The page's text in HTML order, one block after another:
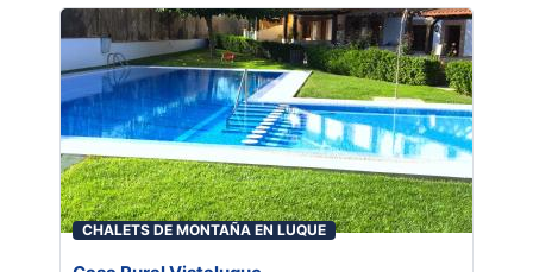
CHALETS DE MONTAÑA EN LUQUE